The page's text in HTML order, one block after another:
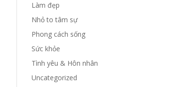
Làm đẹp
Nhỏ to tâm sự
Phong cách sống
Sức khỏe
Tình yêu & Hôn nhân
Uncategorized